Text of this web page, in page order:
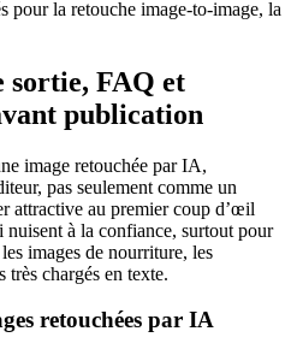
sortie, FAQ et
publication
image retouchée par IA,
pas seulement comme un
attractive au premier coup d’œil
nuisent à la confiance, surtout pour
images de nourriture, les
très chargés en texte.
retouchées par IA